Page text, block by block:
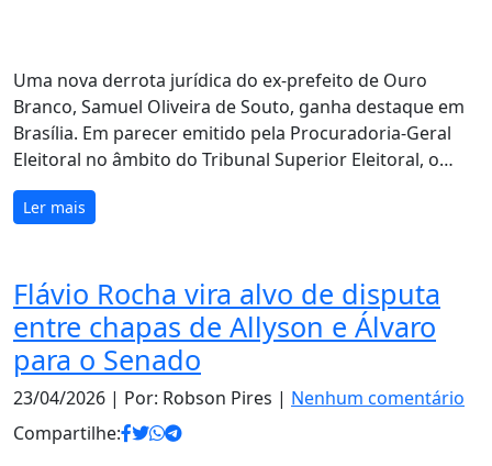
Uma nova derrota jurídica do ex-prefeito de Ouro
Branco, Samuel Oliveira de Souto, ganha destaque em
Brasília. Em parecer emitido pela Procuradoria-Geral
Eleitoral no âmbito do Tribunal Superior Eleitoral, o…
Ler mais
Flávio Rocha vira alvo de disputa
entre chapas de Allyson e Álvaro
para o Senado
23/04/2026 | Por: Robson Pires | Nenhum comentário
Compartilhe: